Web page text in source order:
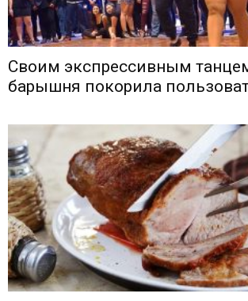
Своим экспрессивным
барышня покорила